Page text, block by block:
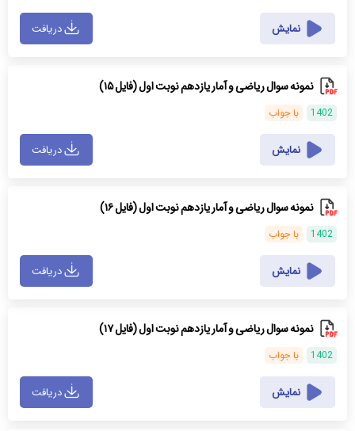
نمایش دریافت
نمونه سوال ریاضی و آمار یازدهم نوبت اول (فایل ۱۵)
1402 با جواب
نمایش دریافت
نمونه سوال ریاضی و آمار یازدهم نوبت اول (فایل ۱۶)
1402 با جواب
نمایش دریافت
نمونه سوال ریاضی و آمار یازدهم نوبت اول (فایل ۱۷)
1402 با جواب
نمایش دریافت